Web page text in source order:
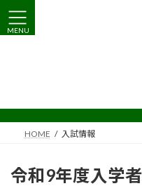
ン
テ
ビ
ゲ
HOME 入試情報
令和9年度入学
MENU